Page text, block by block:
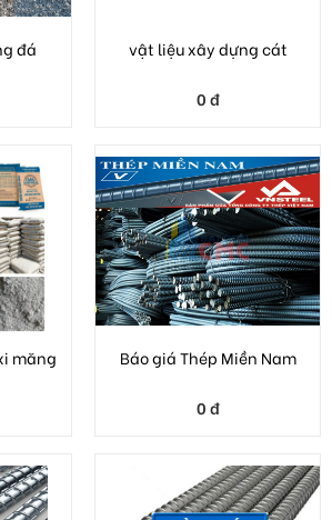
măng Báo giá Thép Miền Nam
0 đ
Báo giá vật liệu xây dựng